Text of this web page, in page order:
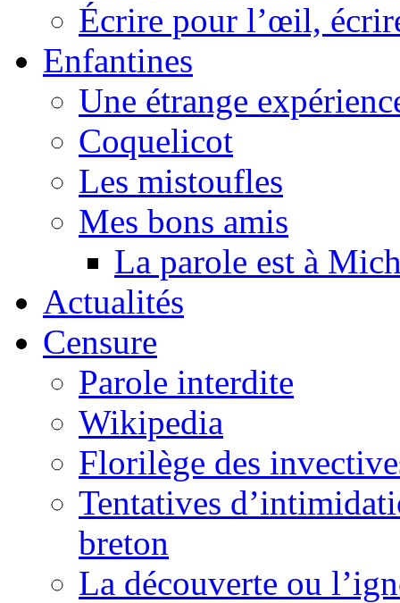
Écrire pour l’œil,
Enfantines
Une étrange
Coquelicot
Les mistoufles
Mes bons amis
La parole est à
Actualités
Censure
Parole interdite
Wikipedia
Florilège des
Tentatives
breton
La découverte ou